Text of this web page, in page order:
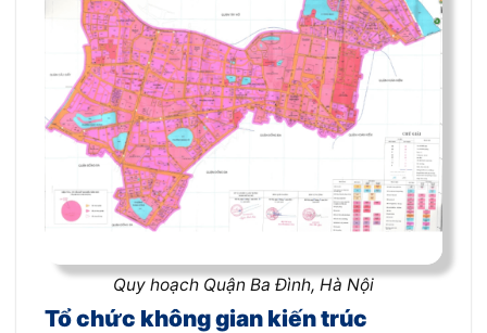
Quy hoạch Quận Ba Đình, Hà Nội
Tổ chức không gian kiến trúc